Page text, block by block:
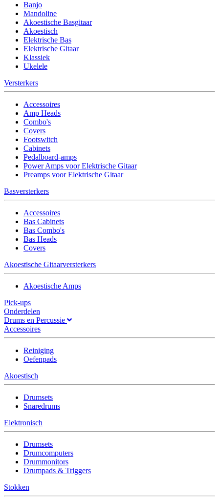
Banjo
Mandoline
Akoestische Basgitaar
Akoestisch
Elektrische Bas
Elektrische Gitaar
Klassiek
Ukelele
Versterkers
Accessoires
Amp Heads
Combo's
Covers
Footswitch
Cabinets
Pedalboard-amps
Power Amps voor Elektrische Gitaar
Preamps voor Elektrische Gitaar
Basversterkers
Accessoires
Bas Cabinets
Bas Combo's
Bas Heads
Covers
Akoestische Gitaarversterkers
Akoestische Amps
Pick-ups
Onderdelen
Drums en Percussie
Accessoires
Reiniging
Oefenpads
Akoestisch
Drumsets
Snaredrums
Elektronisch
Drumsets
Drumcomputers
Drummonitors
Drumpads & Triggers
Stokken